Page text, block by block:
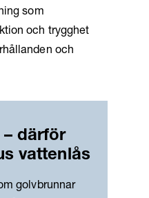
som
och trygghet
och
därför
vattenlås
golvbrunnar